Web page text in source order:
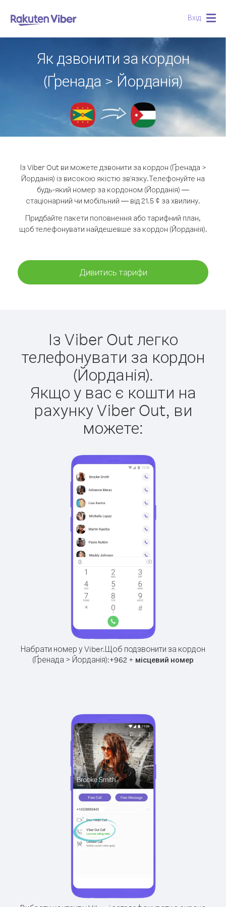
Вхід
Як дзвонити за кордон
(Ґренада > Йорданія)
Із Viber Out ви можете дзвонити за кордон (Ґренада >
Йорданія) із високою якістю зв'язку.Телефонуйте на
будь-який номер за кордоном (Йорданія) —
стаціонарний чи мобільний — від 21.5 ¢ за хвилину.
Придбайте пакети поповнення або тарифний план,
щоб телефонувати найдешевше за кордон (Йорданія).
Дивитись тарифи
Із Viber Out легко
телефонувати за кордон
(Йорданія).
Якщо у вас є кошти на
рахунку Viber Out, ви
можете:
Набрати номер у Viber.Щоб подзвонити за кордон
(Ґренада > Йорданія):+962 + місцевий номер